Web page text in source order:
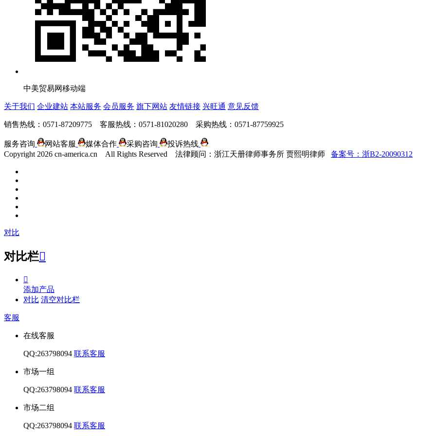
中美贸易网移动端
关于我们 企业建站 本站服务 会员服务 旗下网站 友情链接 兴旺通 意见反馈
销售热线：0571-87209775 客服热线：0571-81020280 采购热线：0571-87759925
服务咨询 网站客服 媒体合作 采购咨询
投诉热线
Copyright 2026 cn-america.cn All Rights Reserved 法律顾问：浙江天册律师事务所 贾熙明律师 备案号：浙B2-20090312
对比
对比栏

添加产品
对比 清空对比栏
客服
在线客服
QQ:263798094 联系客服
市场一组
QQ:263798094 联系客服
市场二组
QQ:263798094 联系客服